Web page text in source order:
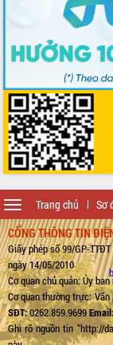
Trang chủ Sơ
Toggle
navigation
CỔNG THÔNG TIN
Giấy phép số 99/GP-
ngày 14/05/2010
Cơ quan chủ quản: Ủy
Cơ quan thường trực: Văn
SĐT:0262.859.9699Email:
Ghi rõ nguồn tin "http://